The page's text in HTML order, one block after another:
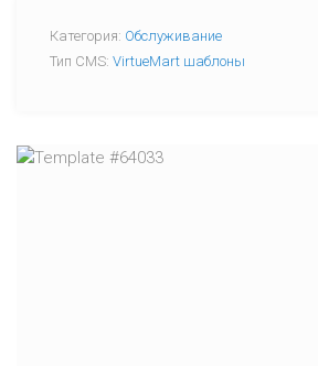
Категория: Обслуживание
Тип CMS: VirtueMart шаблоны